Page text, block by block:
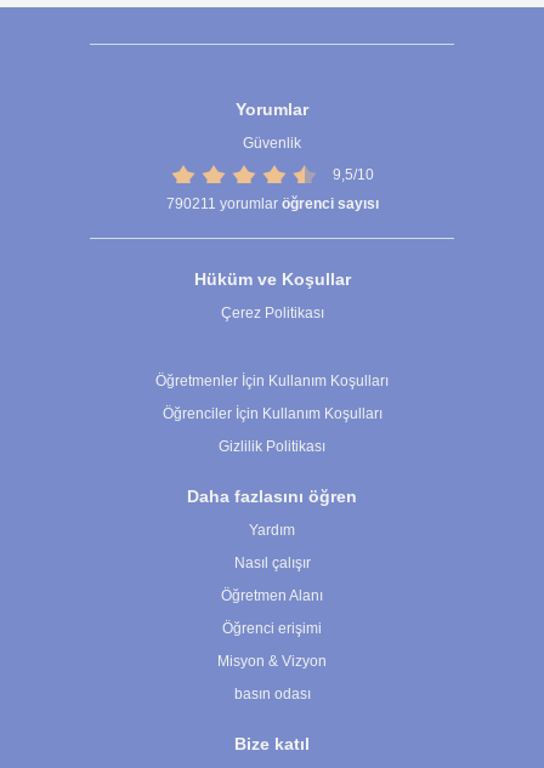
Yorumlar
Güvenlik
9,5/10
790211 yorumlar öğrenci sayısı
Hüküm ve Koşullar
Çerez Politikası
Öğretmenler İçin Kullanım Koşulları
Öğrenciler İçin Kullanım Koşulları
Gizlilik Politikası
Daha fazlasını öğren
Yardım
Nasıl çalışır
Öğretmen Alanı
Öğrenci erişimi
Misyon & Vizyon
basın odası
Bize katıl